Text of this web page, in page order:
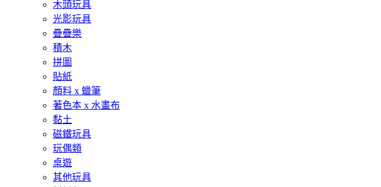
木頭玩具
光影玩具
疊疊樂
積木
拼圖
貼紙
顏料 x 蠟筆
著色本 x 水畫布
黏土
磁鐵玩具
玩偶類
桌遊
其他玩具